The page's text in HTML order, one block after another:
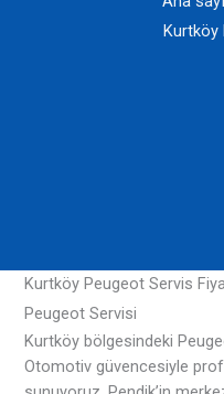
Kurtköy
Kurtköy Peugeot Servis
Peugeot Servisi
Kurtköy bölgesindeki
Otomotiv güvencesiyle